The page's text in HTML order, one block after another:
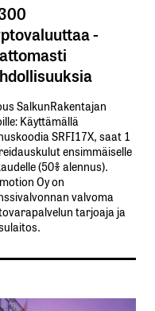
-
SalkunRakentajan
Käyttämällä​
​SRFI17X,​ ​saat​ ​1
​ensimmäiselle​
​(50%​ ​alennus).
Oy on
valvoma
tarjoaja ja